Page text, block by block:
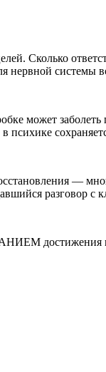
Сколько
нервной системы
может
—
разговор с
достижения